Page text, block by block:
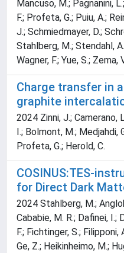
Mancuso, M.; Pagnanini,
F.; Profeta, G.; Puiu, A.;
J.; Schmiedmayer, D.;
Stahlberg, M.; Stendahl,
Wagner, F.; Yue, S.; Zema,
Charge transfer in
graphite
2024 Zinni, J.; Camerano,
I.; Bolmont, M.; Medjahdi,
Profeta, G.; Herold, C.
COSINUS:TES-
for Direct Dark
2024 Stahlberg, M.;
Cababie, M. R.; Dafinei, I.;
F.; Fichtinger, S.; Filipponi,
Ge, Z.; Heikinheimo, M.;